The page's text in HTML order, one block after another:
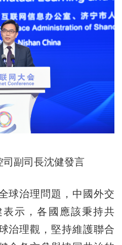
司副司長沈健發言
治理問題，中國外交
示，各國應該秉持共
治理觀，堅持維護聯合